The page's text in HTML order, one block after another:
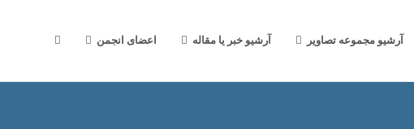
آرشیو مجموعه تصاویر آرشیو خبر یا مقاله اعضای انجمن جستجوی